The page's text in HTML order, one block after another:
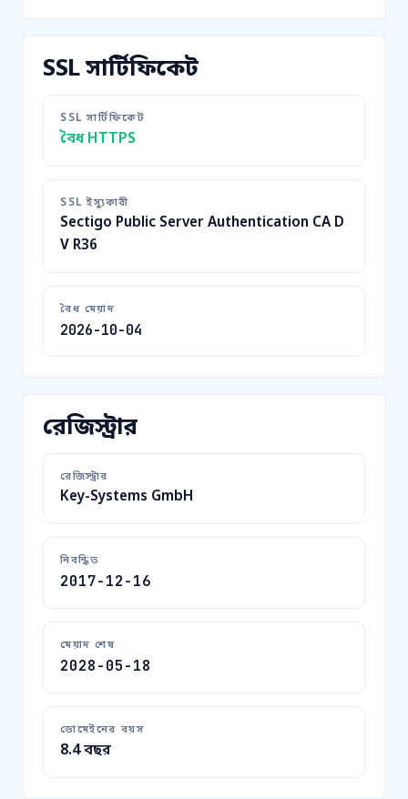
SSL সার্টিফিকেট
SSL সার্টিফিকেট
বৈধ HTTPS
SSL ইস্যুকারী
Sectigo Public Server Authentication CA D
V R36
বৈধ মেয়াদ
2026-10-04
রেজিস্ট্রার
রেজিস্ট্রার
Key-Systems GmbH
নিবন্ধিত
2017-12-16
মেয়াদ শেষ
2028-05-18
ডোমেইনের বয়স
8.4 বছর